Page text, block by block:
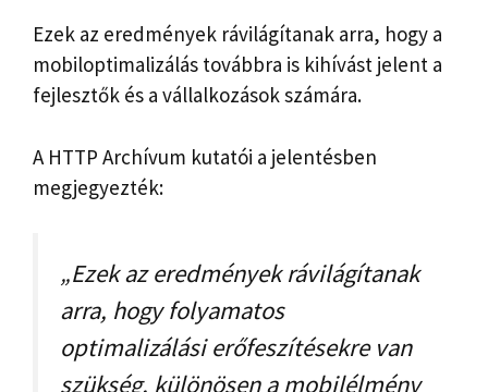
Ezek az eredmények rávilágítanak arra, hogy a
mobiloptimalizálás továbbra is kihívást jelent a
fejlesztők és a vállalkozások számára.
A HTTP Archívum kutatói a jelentésben
megjegyezték:
„Ezek az eredmények rávilágítanak
arra, hogy folyamatos
optimalizálási erőfeszítésekre van
szükség, különösen a mobilélmény